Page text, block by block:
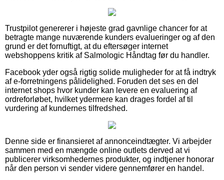
Trustpilot genererer i højeste grad gavnlige chancer for at
betragte mange nuværende kunders evalueringer og af den
grund er det fornuftigt, at du eftersøger internet
webshoppens kritik af Salmologic Håndtag før du handler.
Facebook yder også rigtig solide muligheder for at få indtryk
af e-forretningens pålidelighed. Foruden det ses en del
internet shops hvor kunder kan levere en evaluering af
ordreforløbet, hvilket ydermere kan drages fordel af til
vurdering af kundernes tilfredshed.
Denne side er finansieret af annonceindtægter. Vi arbejder
sammen med en mængde online outlets derved at vi
publicerer virksomhedernes produkter, og indtjener honorar
når den person vi sender videre gennemfører en handel.